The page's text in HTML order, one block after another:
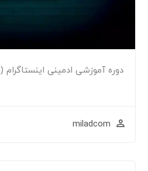
ادمینی اینستاگرام (پکیج کامل)